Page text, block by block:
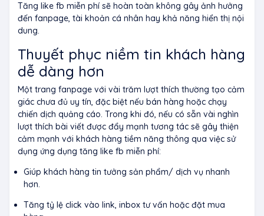
Tăng like fb miễn phí sẽ hoàn toàn không gây ảnh hưởng
đến fanpage, tài khoản cá nhân hay khả năng hiển thị nội
dung.
Thuyết phục niềm tin khách hàng
dễ dàng hơn
Một trang fanpage với vài trăm lượt thích thường tạo cảm
giác chưa đủ uy tín, đặc biệt nếu bán hàng hoặc chạy
chiến dịch quảng cáo. Trong khi đó, nếu có sẵn vài nghìn
lượt thích bài viết được đẩy mạnh tương tác sẽ gây thiện
cảm mạnh với khách hàng tiềm năng thông qua việc sử
dụng ứng dụng tăng like fb miễn phí:
Giúp khách hàng tin tưởng sản phẩm/ dịch vụ nhanh
hơn.
Tăng tỷ lệ click vào link, inbox tư vấn hoặc đặt mua